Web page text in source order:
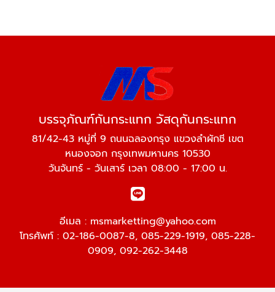
บรรจุภัณฑ์กันกระแทก วัสดุกันกระแทก
81/42-43 หมู่ที่ 9 ถนนฉลองกรุง แขวงลำผักชี เขต
หนองจอก กรุงเทพมหานคร 10530
วันจันทร์ - วันเสาร์ เวลา 08:00 - 17:00 น.
อีเมล : msmarketting@yahoo.com
โทรศัพท์ : 02-186-0087-8, 085-229-1919, 085-228-
0909, 092-262-3448